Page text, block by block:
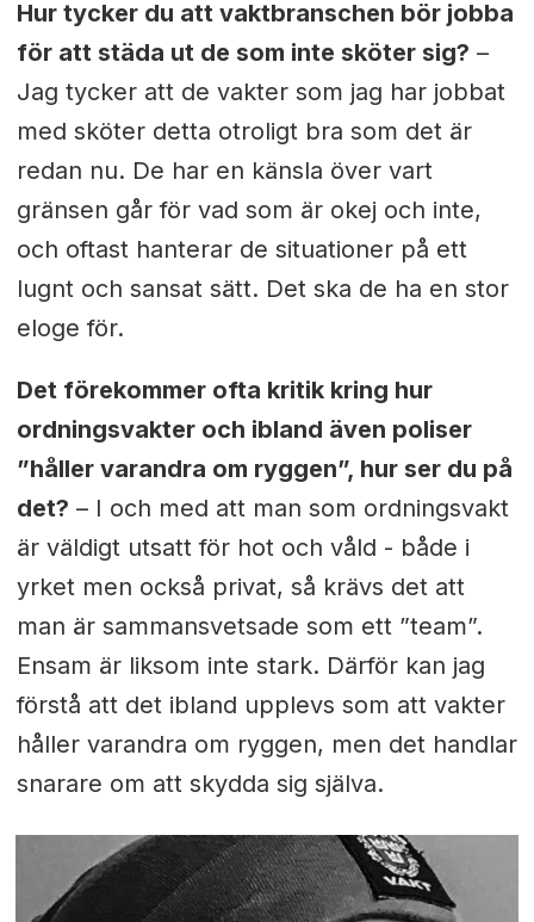
Hur tycker du att vaktbranschen bör jobba
för att städa ut de som inte sköter sig? –
Jag tycker att de vakter som jag har jobbat
med sköter detta otroligt bra som det är
redan nu. De har en känsla över vart
gränsen går för vad som är okej och inte,
och oftast hanterar de situationer på ett
lugnt och sansat sätt. Det ska de ha en stor
eloge för.
Det förekommer ofta kritik kring hur
ordningsvakter och ibland även poliser
”håller varandra om ryggen”, hur ser du på
det? – I och med att man som ordningsvakt
är väldigt utsatt för hot och våld - både i
yrket men också privat, så krävs det att
man är sammansvetsade som ett ”team”.
Ensam är liksom inte stark. Därför kan jag
förstå att det ibland upplevs som att vakter
håller varandra om ryggen, men det handlar
snarare om att skydda sig själva.